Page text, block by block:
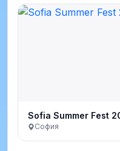
Sofia Summer Fest
София